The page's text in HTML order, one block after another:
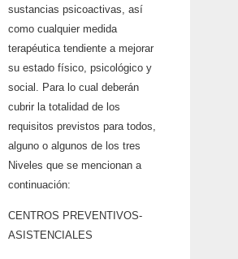
sustancias psicoactivas, así
como cualquier medida
terapéutica tendiente a mejorar
su estado físico, psicológico y
social. Para lo cual deberán
cubrir la totalidad de los
requisitos previstos para todos,
alguno o algunos de los tres
Niveles que se mencionan a
continuación:
CENTROS PREVENTIVOS-
ASISTENCIALES